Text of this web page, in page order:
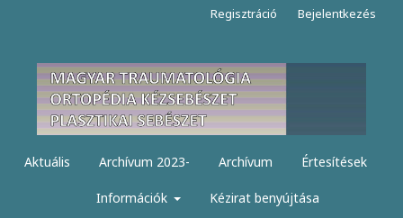
Aktuális Archívum 2023- Archívum Értesítések
Információk Kézirat benyújtása
Regisztráció Bejelentkezés